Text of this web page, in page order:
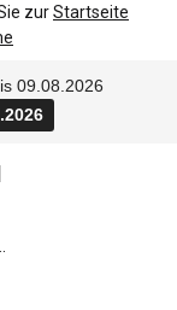
zurStartseite
09.08.2026